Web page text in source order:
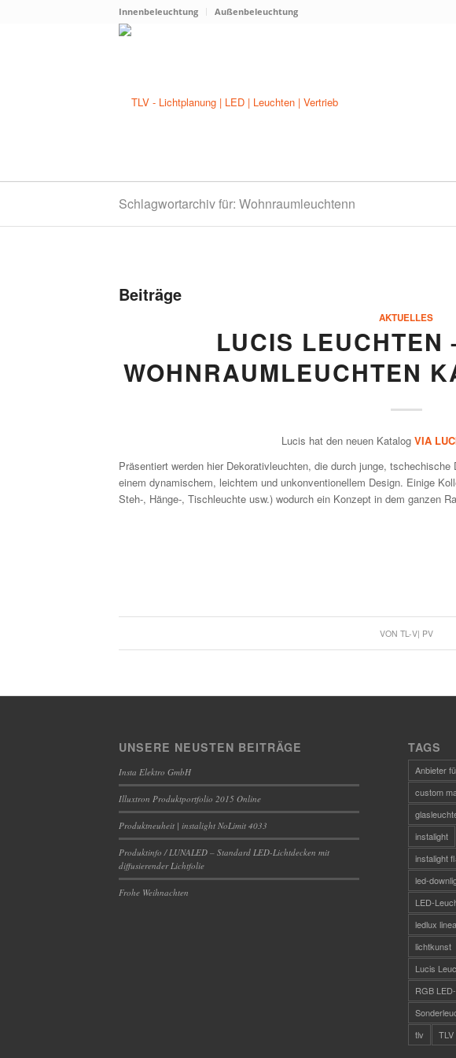
Innenbeleuchtung Außenbeleuchtung
Schlagwortarchiv für: Wohnraumleuchtenn
Beiträge
AKTUELLES
LUCIS LEUCHTEN
WOHNRAUMLEUCHTEN
Lucis hat den neuen Katalog VIA
Präsentiert werden hier Dekorativleuchten, die durch junge,
einem dynamischem, leichtem und unkonventionellem Design. Einige
Steh-, Hänge-, Tischleuchte usw.) wodurch ein Konzept in dem ganzen
VON TL-V| PV
UNSERE NEUSTEN BEITRÄGE
Insta Elektro GmbH
Illuxtron Produktportfolio 2015 Online
Produktneuheit | instalight NoLimit 4033
Produktinfo / LUNALED – Standard LED-Lichtdecken mit
diffusierender Lichtfolie
Frohe Weihnachten
TAGS
Anbieter
custom
instalight
instalight
led-
LED-
ledlux
lichtkunst
Lucis
RGB
tlv